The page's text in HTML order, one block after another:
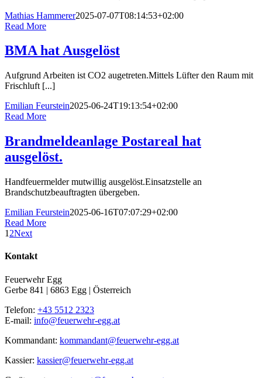
Mathias Hammerer2025-07-07T08:14:53+02:00
Read More
BMA hat Ausgelöst
Aufgrund Arbeiten ist CO2 augetreten.Mittels Lüfter den Raum mit
Frischluft [...]
Emilian Feurstein2025-06-24T19:13:54+02:00
Read More
Brandmeldeanlage Postareal hat
ausgelöst.
Handfeuermelder mutwillig ausgelöst.Einsatzstelle an
Brandschutzbeauftragten übergeben.
Emilian Feurstein2025-06-16T07:07:29+02:00
Read More
1 2Next
Kontakt
Feuerwehr Egg
Gerbe 841 | 6863 Egg | Österreich
Telefon: +43 5512 2323
E-mail: info@feuerwehr-egg.at
Kommandant: kommandant@feuerwehr-egg.at
Kassier: kassier@feuerwehr-egg.at